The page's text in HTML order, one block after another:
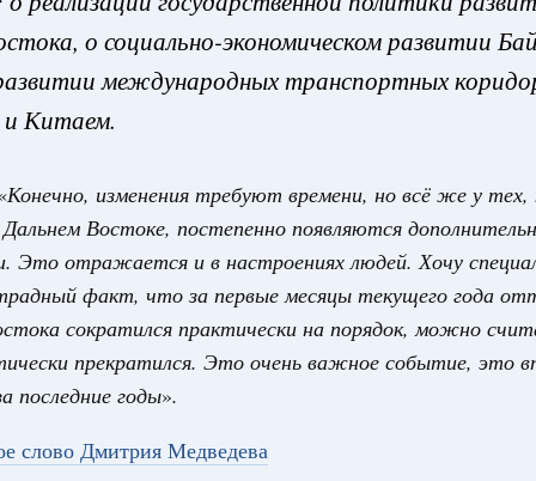
о социально-экономическом развитии
международных транспортных
Китаем.
Конечно, изменения требуют времени, но всё же у
Востоке, постепенно появляются
Это отражается и в настроениях людей. Хочу
факт, что за первые месяцы текущего года
сократился практически на порядок, можно
прекратился. Это очень важное событие, это
последние годы».
слово Дмитрия Медведева
на пространстве СНГ
совета в расширенном
актуальные задачи углубления интеграции, в том
кооперации в области таможенного
администрирования, развитие электронной торговли,
безопасности, цифровизация грузовых
перевозок, формирование общего финансового
Вчера
ПН
3